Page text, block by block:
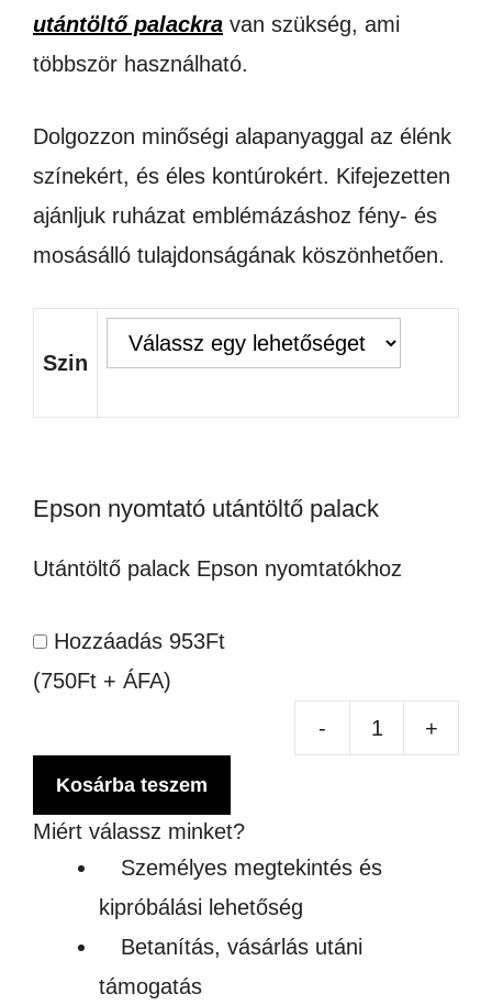
utántöltő palackra van szükség, ami
többször használható.
Dolgozzon minőségi alapanyaggal az élénk
színekért, és éles kontúrokért. Kifejezetten
ajánljuk ruházat emblémázáshoz fény- és
mosásálló tulajdonságának köszönhetően.
Szin
Epson nyomtató utántöltő palack
Utántöltő palack Epson nyomtatókhoz
Hozzáadás 953Ft
(750Ft + ÁFA)
-
+
Kosárba teszem
Miért válassz minket?
Személyes megtekintés és
kipróbálási lehetőség
Betanítás, vásárlás utáni
támogatás